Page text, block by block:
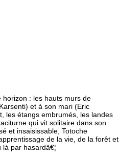
horizon : les hauts murs de
et à son mari (Eric
les étangs embrumés, les landes
qui vit solitaire dans son
et insaisissable, Totoche
de la vie, de la forêt et
par hasardâ€¦